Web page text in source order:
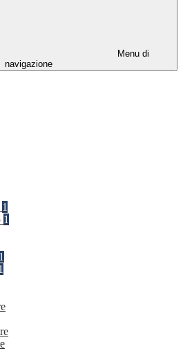
Menu di
navigazione
1
1
1